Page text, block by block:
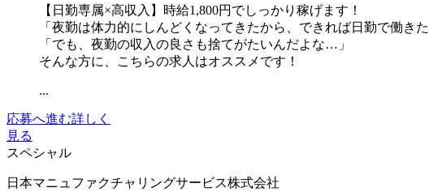
【日勤専属×高収入】時給1,800円でしっかり稼げます！
「夜勤は体力的にしんどくなってきたから、できれば日勤で働き
「でも、夜勤の収入の良さも捨てがたいんだよな…」
そんな方に、こちらの求人はオススメです！
...
応募へ進む詳しく
見る
スペシャル
日本マニュファクチャリングサービス株式会社